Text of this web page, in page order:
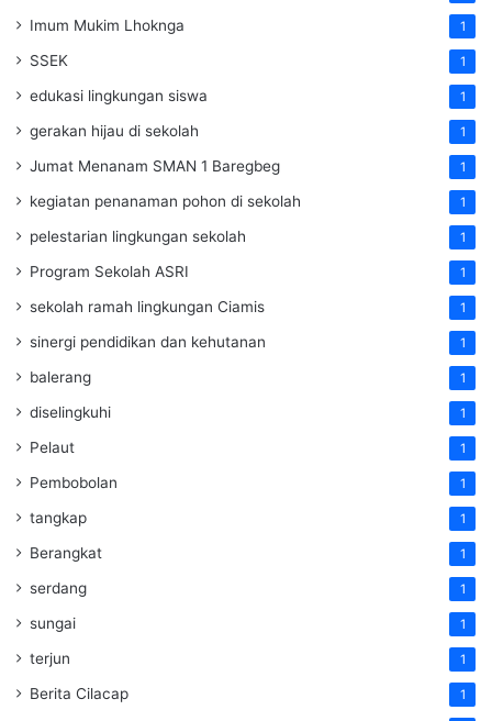
Imum Mukim Lhoknga 1
SSEK 1
edukasi lingkungan siswa 1
gerakan hijau di sekolah 1
Jumat Menanam SMAN 1 Baregbeg 1
kegiatan penanaman pohon di sekolah 1
pelestarian lingkungan sekolah 1
Program Sekolah ASRI 1
sekolah ramah lingkungan Ciamis 1
sinergi pendidikan dan kehutanan 1
balerang 1
diselingkuhi 1
Pelaut 1
Pembobolan 1
tangkap 1
Berangkat 1
serdang 1
sungai 1
terjun 1
Berita Cilacap 1